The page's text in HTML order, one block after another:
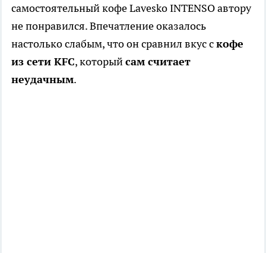
самостоятельный кофе Lavesko INTENSO автору
не понравился. Впечатление оказалось
настолько слабым, что он сравнил вкус скофе
из сети KFC, которыйсам считает
неудачным.